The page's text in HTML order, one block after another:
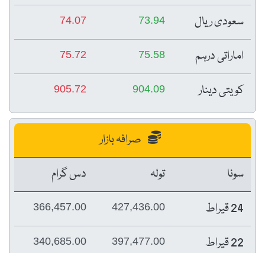
سعودی ریال 73.94
74.07
اماراتی درہم 75.58
75.72
کویتی دینار 904.09
905.72
صرافہ بازار
سونا
تولہ
دس گرام
24 قیراط
427,436.00
366,457.00
22 قیراط 397,477.00
340,685.00